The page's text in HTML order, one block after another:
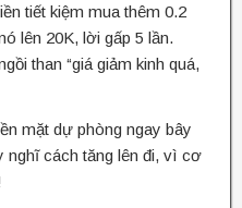
tiết kiệm mua thêm 0.2
lên 20K, lời gấp 5 lần.
than “giá giảm kinh quá,
mặt dự phòng ngay bây
nghĩ cách tăng lên đi, vì cơ